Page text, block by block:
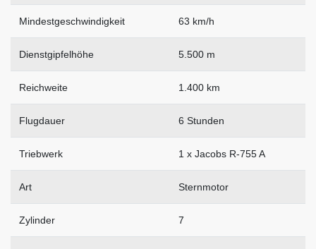
Mindestgeschwindigkeit 63 km/h
Dienstgipfelhöhe 5.500 m
Reichweite 1.400 km
Flugdauer 6 Stunden
Triebwerk 1 x Jacobs R-755 A
Art Sternmotor
Zylinder 7